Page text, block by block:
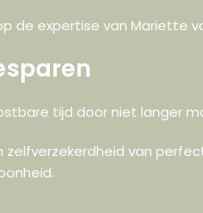
de expertise van Mariette
tijd door niet langer
zelfverzekerdheid van